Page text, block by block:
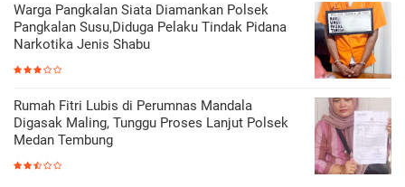
Warga Pangkalan Siata Diamankan Polsek
Pangkalan Susu,Diduga Pelaku Tindak Pidana
Narkotika Jenis Shabu
Rumah Fitri Lubis di Perumnas Mandala
Digasak Maling, Tunggu Proses Lanjut Polsek
Medan Tembung